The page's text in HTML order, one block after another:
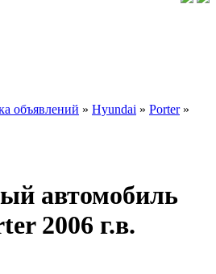
объявлений » Hyundai » Porter»
автомобиль
2006 г.в.